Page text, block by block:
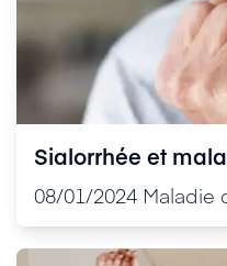
Sialorrhée et
08/01/2024 Maladie